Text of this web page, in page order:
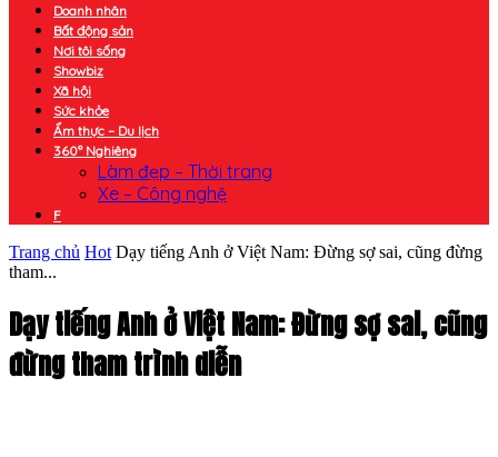
Doanh nhân
Bất động sản
Nơi tôi sống
Showbiz
Xã hội
Sức khỏe
Ẩm thực – Du lịch
360° Nghiêng
Làm đẹp – Thời trang
Xe – Công nghệ
F
Trang chủ Hot Dạy tiếng Anh ở Việt Nam: Đừng sợ sai, cũng đừng
tham...
Dạy tiếng Anh ở Việt Nam: Đừng sợ sai, cũng
đừng tham trình diễn